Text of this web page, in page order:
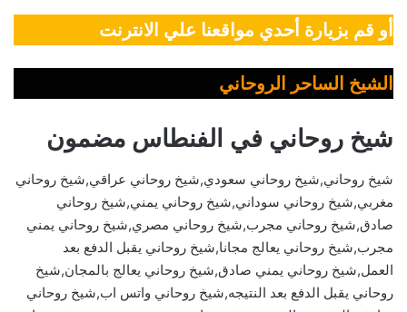
أو قم بزيارة أحدي مواقعنا علي الانترنت
الشيخ الساحر الروحاني
شيخ روحاني في الفنطاس مضمون
شيخ روحاني,شيخ روحاني سعودي,شيخ روحاني عراقي,شيخ روحاني
مغربي,شيخ روحاني سوداني,شيخ روحاني يمني,شيخ روحاني
صادق,شيخ روحاني مجرب,شيخ روحاني مصري,شيخ روحاني يمني
مجرب,شيخ روحاني يعالج مجانا,شيخ روحاني يقبل الدفع بعد
العمل,شيخ روحاني يمني صادق,شيخ روحاني يعالج بالمجان,شيخ
روحاني يقبل الدفع بعد النتيجه,شيخ روحاني واتس اب,شيخ روحاني